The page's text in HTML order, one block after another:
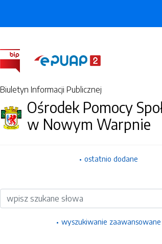
Biuletyn Informacji Publicznej
Ośrodek Pomocy
w Nowym Warpnie
ostatnio dodane
Wyszukiwarka
wyszukiwanie zaawansowane